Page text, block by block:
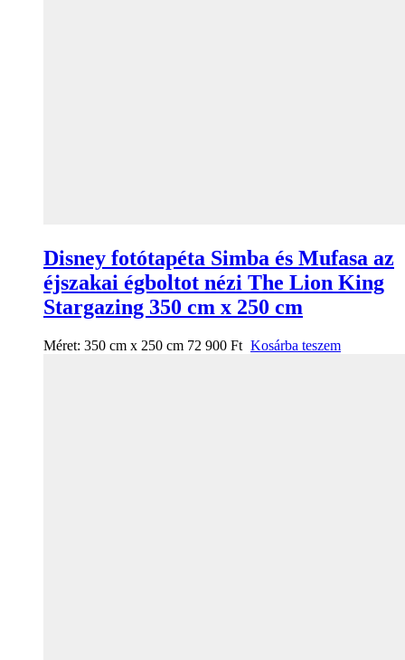
Disney fotótapéta Simba és Mufasa az
éjszakai égboltot nézi The Lion King
Stargazing 350 cm x 250 cm
Méret: 350 cm x 250 cm 72 900 Ft Kosárba teszem